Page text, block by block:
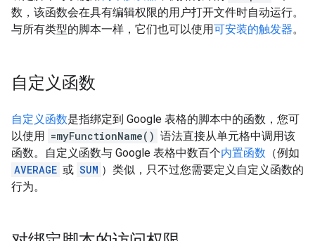
数，该函数会在具有编辑权限的用户打开文件时自动运行。
与所有类型的脚本一样，它们也可以使用可安装的触发器。
自定义函数
自定义函数是指绑定到 Google 表格的脚本中的函数，您可
以使用 =myFunctionName() 语法直接从单元格中调用该
函数。自定义函数与 Google 表格中数百个内置函数 （例如
AVERAGE 或 SUM ）类似，只不过您需要定义自定义函数的
行为。